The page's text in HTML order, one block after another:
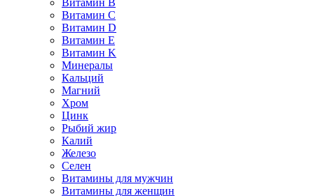
Витамин C
Витамин D
Витамин E
Витамин K
Минералы
Кальций
Магний
Хром
Цинк
Рыбий жир
Калий
Железо
Селен
Витамины для мужчин
Витамины для женщин